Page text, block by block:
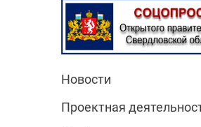
Новости
Проектная